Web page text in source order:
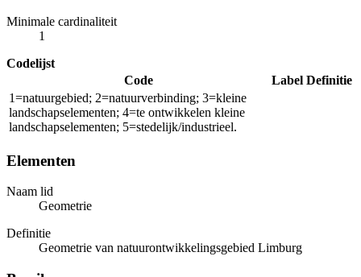
Minimale cardinaliteit
1
Codelijst
Code
Label Definitie
1=natuurgebied; 2=natuurverbinding; 3=kleine
landschapselementen; 4=te ontwikkelen kleine
landschapselementen; 5=stedelijk/industrieel.
Elementen
Naam lid
Geometrie
Definitie
Geometrie van natuurontwikkelingsgebied Limburg